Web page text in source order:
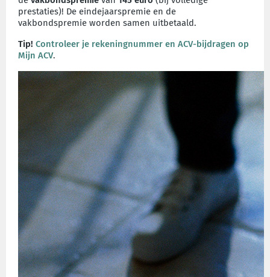
prestaties)! De eindejaarspremie en de
vakbondspremie worden samen uitbetaald.
Tip! Controleer je rekeningnummer en ACV-bijdragen op
Mijn ACV.